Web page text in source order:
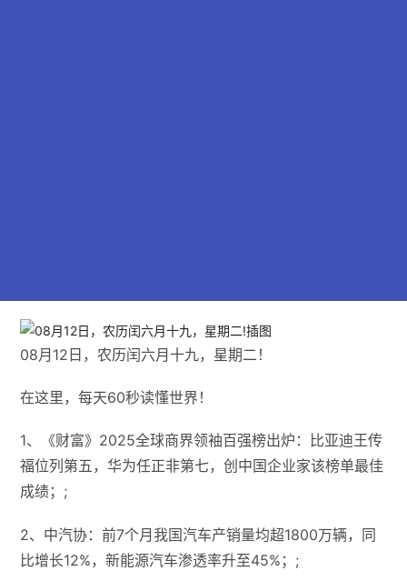
08月12日，农历闰六月十九，星期二！
在这里，每天60秒读懂世界！
1、《财富》2025全球商界领袖百强榜出炉：比亚迪王传
福位列第五，华为任正非第七，创中国企业家该榜单最佳
成绩；;
2、中汽协：前7个月我国汽车产销量均超1800万辆，同
比增长12%，新能源汽车渗透率升至45%；;